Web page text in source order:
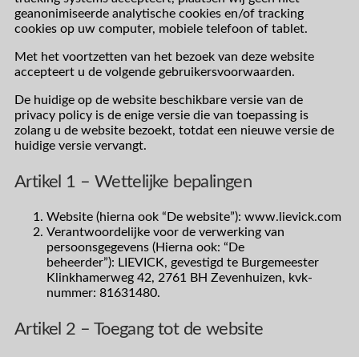
geanonimiseerde analytische cookies en/of tracking
cookies op uw computer, mobiele telefoon of tablet.
Met het voortzetten van het bezoek van deze website
accepteert u de volgende gebruikersvoorwaarden.
De huidige op de website beschikbare versie van de
privacy policy is de enige versie die van toepassing is
zolang u de website bezoekt, totdat een nieuwe versie de
huidige versie vervangt.
Artikel 1 – Wettelijke bepalingen
Website (hierna ook “De website”): www.lievick.com
Verantwoordelijke voor de verwerking van
persoonsgegevens (Hierna ook: “De
beheerder”): LIEVICK, gevestigd te Burgemeester
Klinkhamerweg 42, 2761 BH Zevenhuizen, kvk-
nummer: 81631480.
Artikel 2 – Toegang tot de website